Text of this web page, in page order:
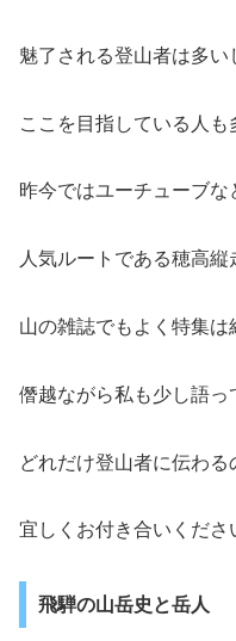
魅了される登山者は多い
ここを目指している人も
昨今ではユーチューブな
人気ルートである穂高縦
山の雑誌でもよく特集は
僭越ながら私も少し語っ
どれだけ登山者に伝わる
宜しくお付き合いくださ
飛騨の山岳史と岳人